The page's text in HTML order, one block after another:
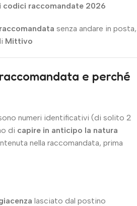
codici raccomandate 2026
senza andare in posta,
Mittivo
e perché
numeri identificativi (di solito 2
di capire in anticipo la natura
nella raccomandata, prima
lasciato dal postino